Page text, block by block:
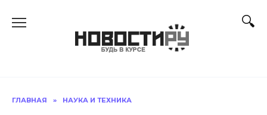
ГЛАВНАЯ » НАУКА И ТЕХНИКА